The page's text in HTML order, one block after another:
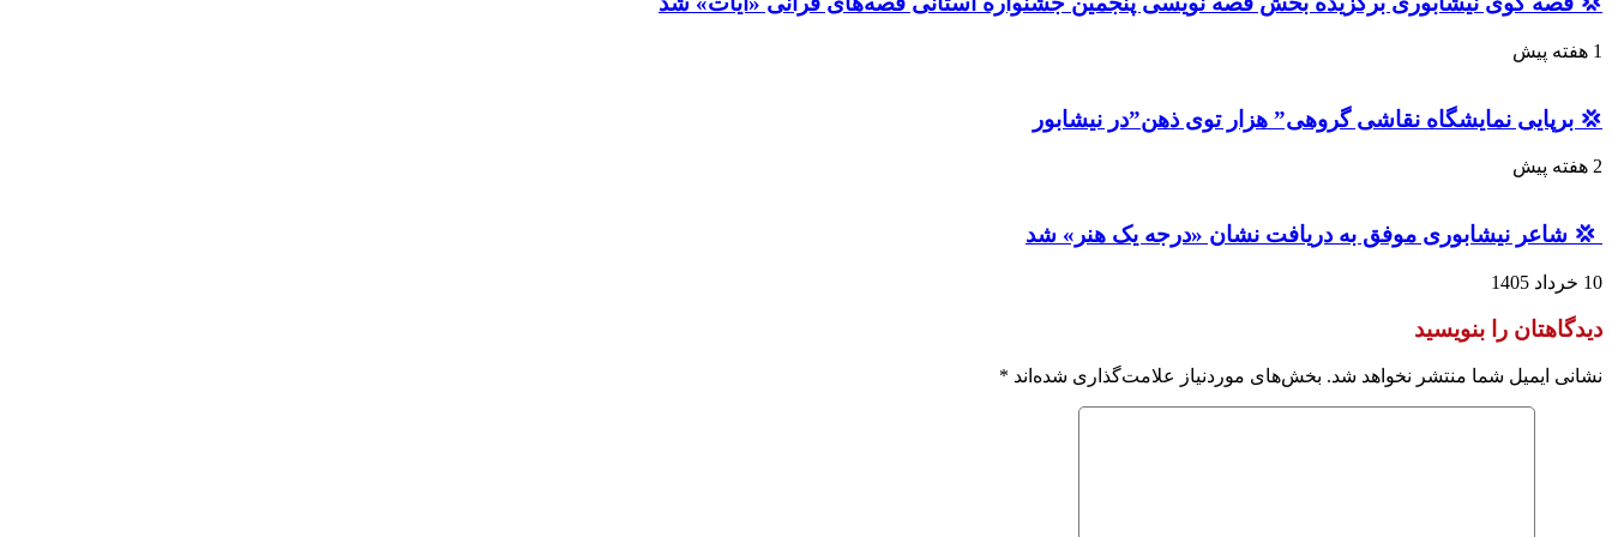
1 هفته پیش
💢 برپایی نمایشگاه نقاشی گروهی” هزار توی ذهن”در نیشابور
2 هفته پیش
‍ ‍💢 شاعر نیشابوری موفق به دریافت نشان «درجه یک هنر» شد
10 خرداد 1405
دیدگاهتان را بنویسید
نشانی ایمیل شما منتشر نخواهد شد. بخش‌های موردنیاز علامت‌گذاری شده‌اند *